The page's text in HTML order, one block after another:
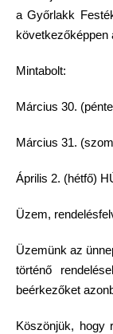
a Győrlakk
következőképpen
Mintabolt:
Március 30.
Március 31.
Április 2. (hétfő)
Üzem,
Üzemünk az
történő
beérkezőket
Köszönjük, hogy